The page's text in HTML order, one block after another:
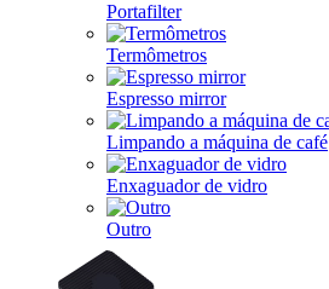
Portafilter
Termômetros
Espresso mirror
Limpando a máquina de café
Enxaguador de vidro
Outro